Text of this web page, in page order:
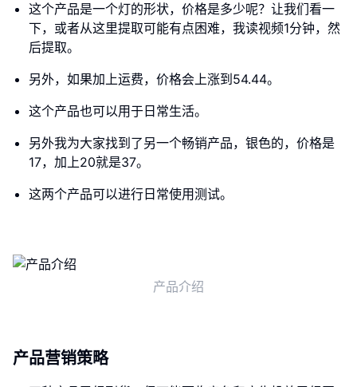
这个产品是一个灯的形状，价格是多少呢？让我们看一
下，或者从这里提取可能有点困难，我读视频1分钟，然
后提取。
另外，如果加上运费，价格会上涨到54.44。
这个产品也可以用于日常生活。
另外我为大家找到了另一个畅销产品，银色的，价格是
17，加上20就是37。
这两个产品可以进行日常使用测试。
产品介绍
产品营销策略